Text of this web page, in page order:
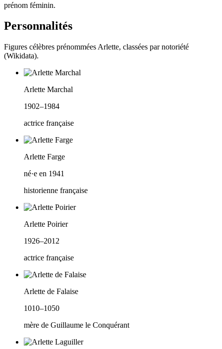
prénom féminin.
Personnalités
Figures célèbres prénommées Arlette, classées par notoriété
(Wikidata).
Arlette Marchal
1902–1984
actrice française
Arlette Farge
né·e en 1941
historienne française
Arlette Poirier
1926–2012
actrice française
Arlette de Falaise
1010–1050
mère de Guillaume le Conquérant